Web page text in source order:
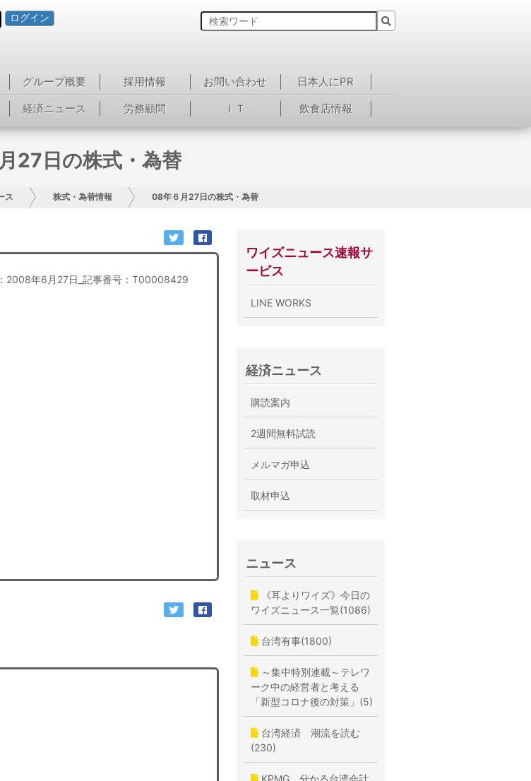
ログイン
グループ概要 採用情報 お問い合わせ
日本人にPR
経済ニュース 労務顧問 ＩＴ 飲食店情報
27日の株式・為替
ス 株式・為替情報 08年６月27日の株式・為替
2008年6月27日_記事番号：T00008429
ワイズニュース速報サ
ービス
LINE WORKS
経済ニュース
購読案内
2週間無料試読
メルマガ申込
取材申込
ニュース
《耳よりワイズ》今日の
ワイズニュース一覧(1086)
台湾有事(1800)
～集中特別連載～テレワ
ーク中の経営者と考える
「新型コロナ後の対策」(5)
台湾経済 潮流を読む
(230)
KPMG 分かる台湾会計